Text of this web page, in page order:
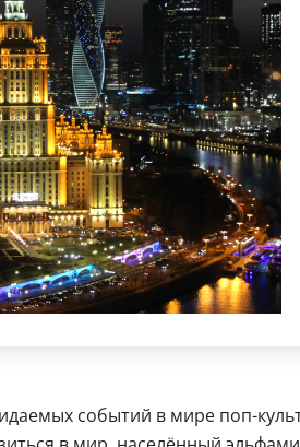
событий в мире поп-